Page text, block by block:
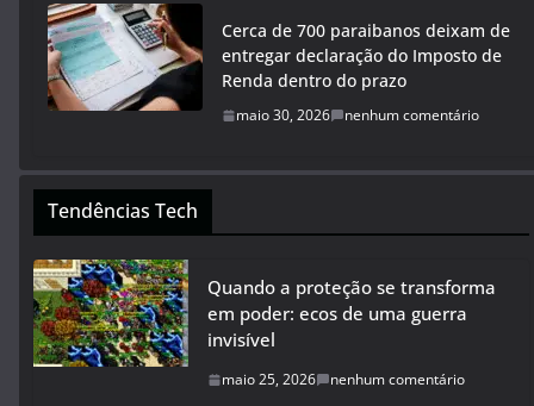
Cerca de 700 paraibanos deixam de
entregar declaração do Imposto de
Renda dentro do prazo
maio 30, 2026 nenhum comentário
Tendências Tech
Quando a proteção se transforma
em poder: ecos de uma guerra
invisível
maio 25, 2026 nenhum comentário